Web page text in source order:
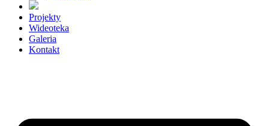
Projekty
Wideoteka
Galeria
Kontakt